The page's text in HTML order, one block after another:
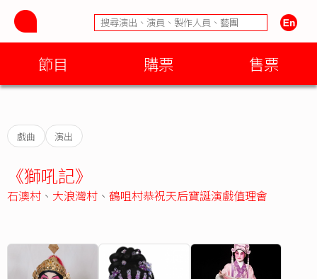
節目 購票 售票
戲曲 演出
《獅吼記》
石澳村 、 大浪灣村 、 鶴咀村恭祝天后寶誕演戲值理會